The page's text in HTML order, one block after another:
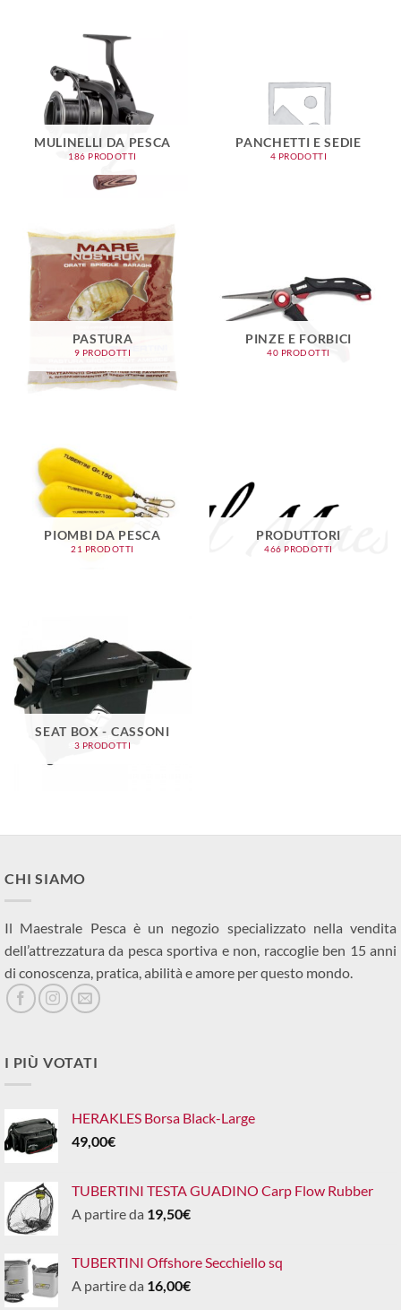
MULINELLI DA PESCA
186 PRODOTTI
PANCHETTI E SEDIE
4 PRODOTTI
PASTURA
9 PRODOTTI
PINZE E FORBICI
40 PRODOTTI
PIOMBI DA PESCA
21 PRODOTTI
PRODUTTORI
466 PRODOTTI
SEAT BOX - CASSONI
3 PRODOTTI
CHI SIAMO
Il Maestrale Pesca è un negozio specializzato nella vendita
dell’attrezzatura da pesca sportiva e non, raccoglie ben 15 anni
di conoscenza, pratica, abilità e amore per questo mondo.
I PIÙ VOTATI
HERAKLES Borsa Black-Large
49,00€
TUBERTINI TESTA GUADINO Carp Flow Rubber
A partire da 19,50€
TUBERTINI Offshore Secchiello sq
A partire da 16,00€